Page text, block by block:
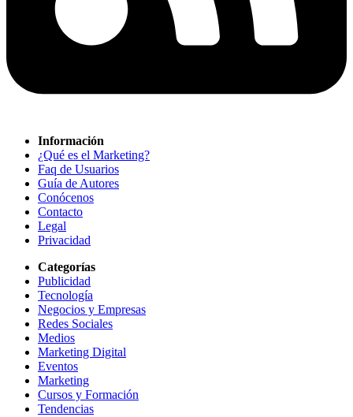
Información
¿Qué es el Marketing?
Faq de Usuarios
Guía de Autores
Conócenos
Contacto
Legal
Privacidad
Categorías
Publicidad
Tecnología
Negocios y Empresas
Redes Sociales
Medios
Marketing Digital
Eventos
Marketing
Cursos y Formación
Tendencias